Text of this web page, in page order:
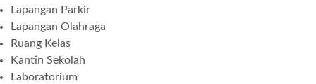
Lapangan Parkir
Lapangan Olahraga
Ruang Kelas
Kantin Sekolah
Laboratorium